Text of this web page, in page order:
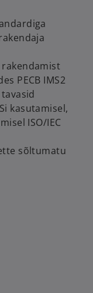
rakendamist
PECB IMS2
kasutamisel,
ISO/IEC
sõltumatu